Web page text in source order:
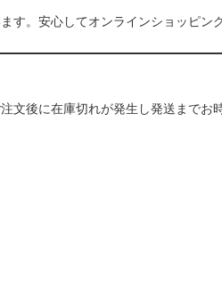
す。安心してオンラインショッピン
文後に在庫切れが発生し発送まで